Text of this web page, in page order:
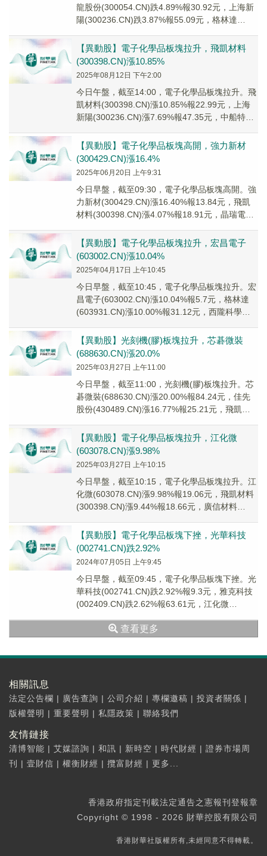
龍股份(300054.CN)跌4.89%報30.92元，上海新
陽(300236.CN)跌3.87%報55.09元，格林達
【異動股】電子化學品板塊拉升，飛凱材料
(300398.CN)漲10.85%
2025年08月12日 下午2:00
今日午盤，截至14:00，電子化學品板塊拉升。飛
凱材料(300398.CN)漲10.85%報22.99元，上海
新陽(300236.CN)漲7.69%報47.35元，中船特氣
【異動股】電子化學品板塊高開，強力新材
(300429.CN)漲16.4%
2025年06月20日 上午9:31
今日早盤，截至09:30，電子化學品板塊高開。強
力新材(300429.CN)漲16.40%報13.84元，飛凱
材料(300398.CN)漲4.07%報18.91元，晶瑞電材
【異動股】電子化學品板塊拉升，宏昌電子
(603002.CN)漲10.04%
2025年04月17日 上午10:45
今日早盤，截至10:45，電子化學品板塊拉升。宏
昌電子(603002.CN)漲10.04%報5.7元，格林達
(603931.CN)漲10.00%報31.12元，西隴科學
【異動股】光刻機(膠)板塊拉升，芯碁微裝
(688630.CN)漲20.0%
2025年03月27日 上午11:00
今日早盤，截至11:00，光刻機(膠)板塊拉升。芯
碁微裝(688630.CN)漲20.00%報84.24元，佳先
股份(430489.CN)漲16.77%報25.21元，飛凱材
【異動股】電子化學品板塊拉升，江化微
(603078.CN)漲9.98%
2025年03月27日 上午10:15
今日早盤，截至10:15，電子化學品板塊拉升。江
化微(603078.CN)漲9.98%報19.06元，飛凱材料
(300398.CN)漲9.44%報18.66元，廣信材料
【異動股】電子化學品板塊下挫，光華科技
(002741.CN)跌2.92%
2024年07月05日 上午9:45
今日早盤，截至09:45，電子化學品板塊下挫。光
華科技(002741.CN)跌2.92%報9.3元，雅克科技
(002409.CN)跌2.62%報63.61元，江化微
查看更多
相關訊息
法定公告欄 | 廣告查詢 | 公司介紹 | 專欄邀稿 | 投資者關係 |
版權聲明 | 重要聲明 | 私隱政策 | 聯絡我們
友情鏈接
清博智能 | 艾媒諮詢 | 和訊 | 新時空 | 時代財經 | 證券市場周
刊
| 壹財信 | 權衡財經 | 攬富財經 | 更多...
香港政府指定刊載法定通告之憲報刊登報章
Copyright © 1998 - 2026 財華控股有限公司
香港財華社版權所有,未經同意不得轉載。